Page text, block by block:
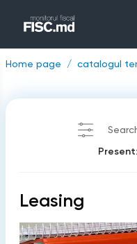
Home page catalogul
Present:
Leasing